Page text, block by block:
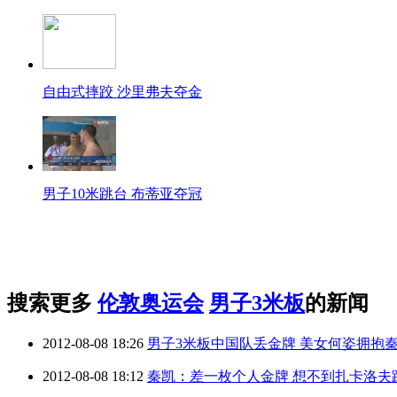
自由式摔跤 沙里弗夫夺金
男子10米跳台 布蒂亚夺冠
搜索更多伦敦奥运会 男子3米板的新闻
2012-08-08 18:26 男子3米板中国队丢金牌 美女何姿拥抱
2012-08-08 18:12 秦凯：差一枚个人金牌 想不到扎卡洛夫